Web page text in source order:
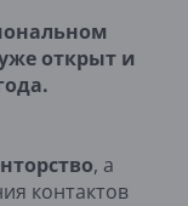
открыт и
, а
контактов